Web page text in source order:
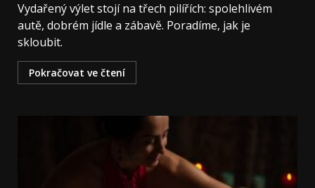
Vydařený výlet stojí na třech pilířích: spolehlivém
autě, dobrém jídle a zábavě. Poradíme, jak je
skloubit.
Pokračovat ve čtení